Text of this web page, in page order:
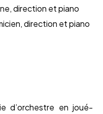
direction et piano
direction et piano
d’orchestre en joué-